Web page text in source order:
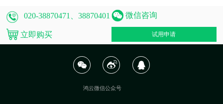
020-38870471、38870401 微信咨询
立即购买 试用申请
鸿云微信公众号